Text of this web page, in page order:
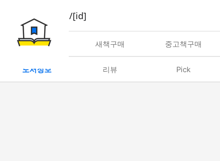
book/rent/[id]
대여 새책구매 중고책구매
도서정보 리뷰 Pick